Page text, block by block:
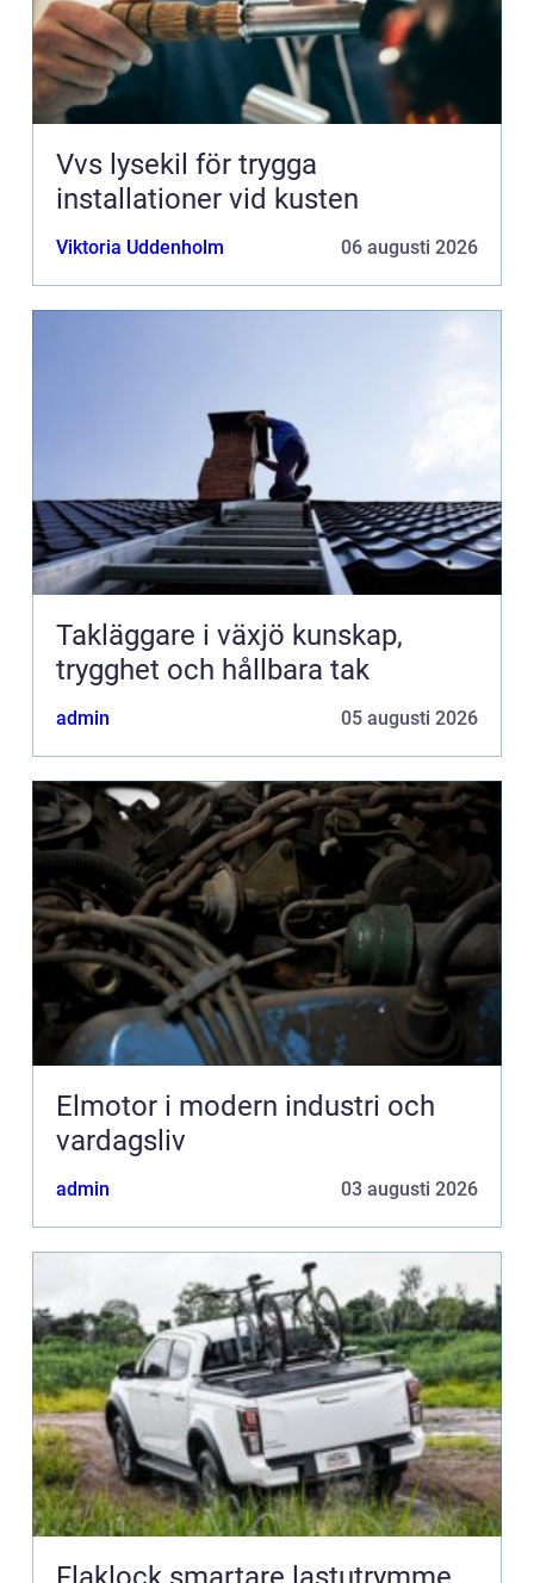
Vvs lysekil för trygga
installationer vid kusten
Viktoria Uddenholm 06 augusti 2026
Takläggare i växjö kunskap,
trygghet och hållbara tak
admin 05 augusti 2026
Elmotor i modern industri och
vardagsliv
admin 03 augusti 2026